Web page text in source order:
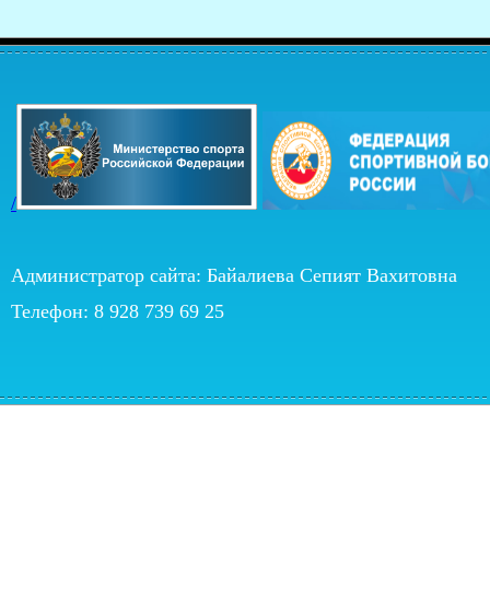
/
Администратор сайта: Байалиева Сепият Вахитовна
Телефон: 8 928 739 69 25